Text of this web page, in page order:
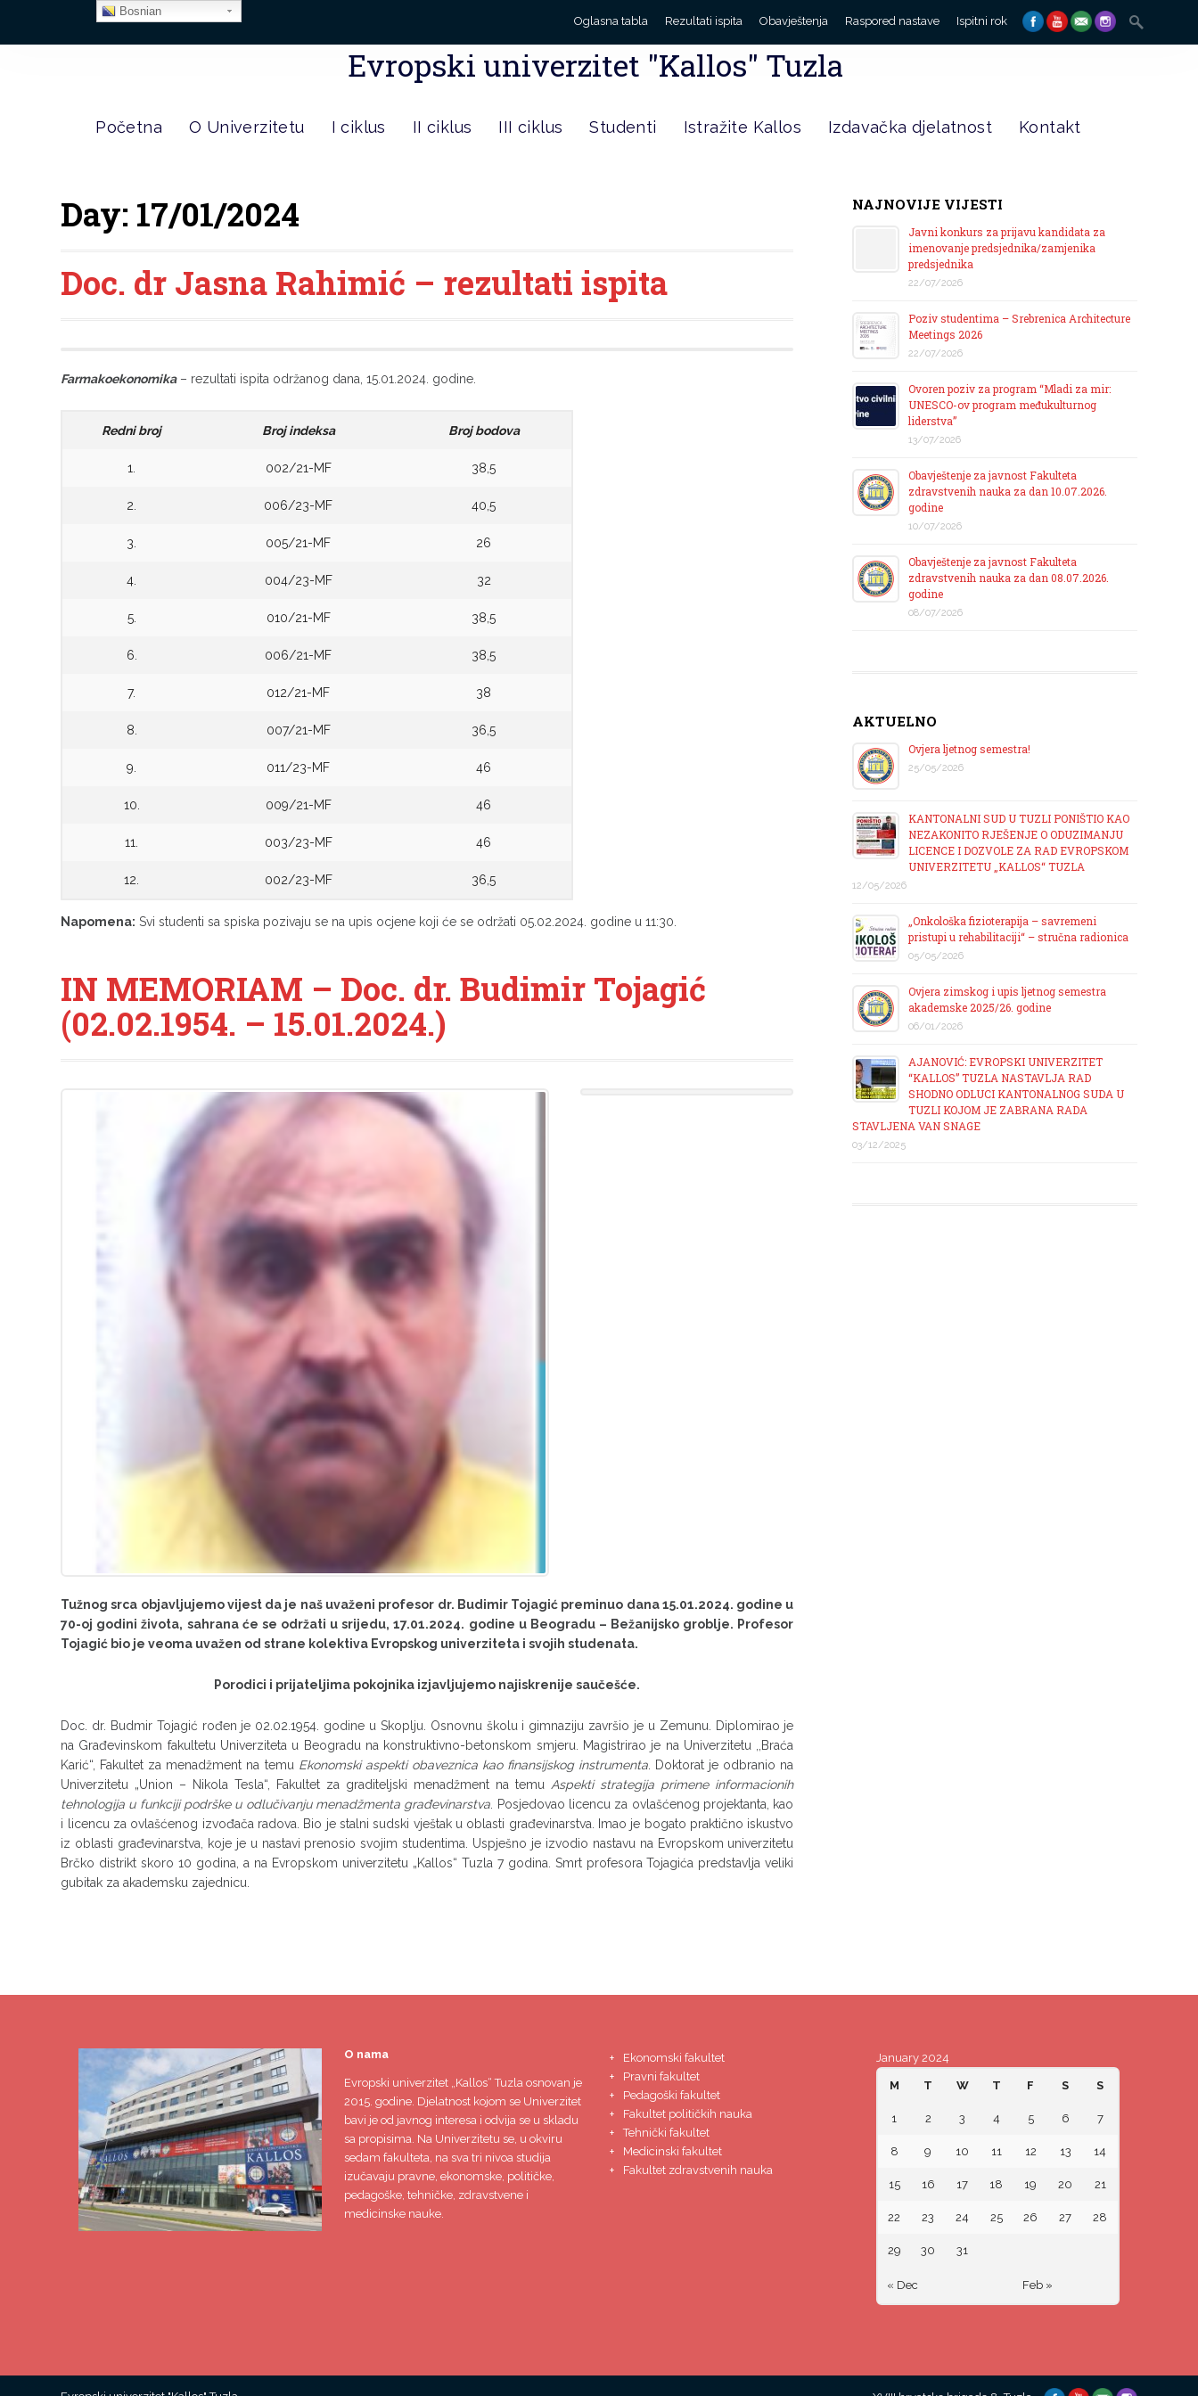
Oglasna tabla Rezultati ispita Obavještenja Raspored nastave Ispitni rok
Search
for:
Evropski univerzitet "Kallos" Tuzla
Početna O Univerzitetu I ciklus II ciklus III ciklus Studenti Istražite Kallos Izdavačka djelatnost Kontakt
Day: 17/01/2024
Doc. dr Jasna Rahimić – rezultati ispita
Farmakoekonomika– rezultati ispita održanog dana, 15.01.2024. godine.
Redni broj Broj indeksa Broj bodova
1. 002/21-MF 38,5
2. 006/23-MF 40,5
3. 005/21-MF 26
4. 004/23-MF 32
5. 010/21-MF 38,5
6. 006/21-MF 38,5
7. 012/21-MF 38
8. 007/21-MF 36,5
9. 011/23-MF 46
10. 009/21-MF 46
11. 003/23-MF 46
12. 002/23-MF 36,5
Napomena: Svi studenti sa spiska pozivaju se na upis ocjene koji će se održati 05.02.2024. godine u 11:30.
IN MEMORIAM – Doc. dr. Budimir Tojagić
(02.02.1954. – 15.01.2024.)
Tužnog srca objavljujemo vijest da je naš uvaženi profesor dr. Budimir Tojagić preminuo dana 15.01.2024. godine u
70-oj godini života, sahrana će se održati u srijedu, 17.01.2024. godine u Beogradu – Bežanijsko groblje. Profesor
Tojagić bio je veoma uvažen od strane kolektiva Evropskog univerziteta i svojih studenata.
Porodici i prijateljima pokojnika izjavljujemo najiskrenije saučešće.
Doc. dr. Budmir Tojagić rođen je 02.02.1954. godine u Skoplju. Osnovnu školu i gimnaziju završio je u Zemunu. Diplomirao je
na Građevinskom fakultetu Univerziteta u Beogradu na konstruktivno-betonskom smjeru. Magistrirao je na Univerzitetu ,,Braća
Karić“, Fakultet za menadžment na temu Ekonomski aspekti obaveznica kao finansijskog instrumenta . Doktorat je odbranio na
Univerzitetu „Union – Nikola Tesla“, Fakultet za graditeljski menadžment na temu Aspekti strategija primene informacionih
tehnologija u funkciji podrške u odlučivanju menadžmenta građevinarstva . Posjedovao licencu za ovlašćenog projektanta, kao
i licencu za ovlašćenog izvođača radova. Bio je stalni sudski vještak u oblasti građevinarstva. Imao je bogato praktično iskustvo
iz oblasti građevinarstva, koje je u nastavi prenosio svojim studentima. Uspješno je izvodio nastavu na Evropskom univerzitetu
Brčko distrikt skoro 10 godina, a na Evropskom univerzitetu „Kallos“ Tuzla 7 godina. Smrt profesora Tojagića predstavlja veliki
gubitak za akademsku zajednicu.
NAJNOVIJE VIJESTI
Javni konkurs za prijavu kandidata za
imenovanje predsjednika/zamjenika
predsjednika
22/07/2026
Poziv studentima – Srebrenica Architecture
Meetings 2026
22/07/2026
Ovoren poziv za program “Mladi za mir:
UNESCO-ov program međukulturnog
liderstva”
13/07/2026
Obavještenje za javnost Fakulteta
zdravstvenih nauka za dan 10.07.2026.
godine
10/07/2026
Obavještenje za javnost Fakulteta
zdravstvenih nauka za dan 08.07.2026.
godine
08/07/2026
AKTUELNO
Ovjera ljetnog semestra!
25/05/2026
KANTONALNI SUD U TUZLI PONIŠTIO KAO
NEZAKONITO RJEŠENJE O ODUZIMANJU
LICENCE I DOZVOLE ZA RAD EVROPSKOM
UNIVERZITETU „KALLOS“ TUZLA
12/05/2026
„Onkološka fizioterapija – savremeni
pristupi u rehabilitaciji“ – stručna radionica
05/05/2026
Ovjera zimskog i upis ljetnog semestra
akademske 2025/26. godine
06/01/2026
AJANOVIĆ: EVROPSKI UNIVERZITET
“KALLOS” TUZLA NASTAVLJA RAD
SHODNO ODLUCI KANTONALNOG SUDA U
TUZLI KOJOM JE ZABRANA RADA
STAVLJENA VAN SNAGE
03/12/2025
O nama
Evropski univerzitet „Kallos“ Tuzlaosnovan je
2015. godine. Djelatnost kojom se Univerzitet
bavi je od javnog interesa i odvija se u skladu
sa propisima. Na Univerzitetu se, u okviru
sedam fakulteta, na sva tri nivoa studija
izučavaju pravne, ekonomske, političke,
pedagoške, tehničke, zdravstvene i
medicinske nauke.
Ekonomski fakultet
Pravni fakultet
Pedagoški fakultet
Fakultet političkih nauka
Tehnički fakultet
Medicinski fakultet
Fakultet zdravstvenih nauka
January 2024
M T W T F S S
« Dec Feb »
1 2 3 4 5 6 7
8 9 10 11 12 13 14
15 16 17 18 19 20 21
22 23 24 25 26 27 28
29 30 31
Bosnian